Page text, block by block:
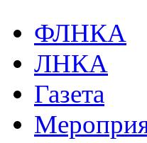
ФЛНКА
ЛНКА
Газета